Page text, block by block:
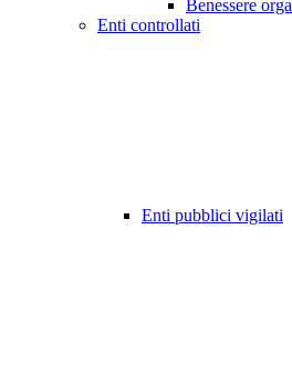
Benessere
Enti controllati
Enti pubblici vigilati